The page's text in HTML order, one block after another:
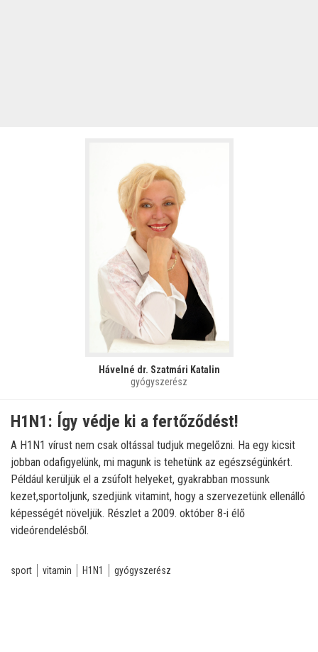
Hávelné dr. Szatmári Katalin
gyógyszerész
H1N1: Így védje ki a fertőződést!
A H1N1 vírust nem csak oltással tudjuk megelőzni. Ha egy kicsit
jobban odafigyelünk, mi magunk is tehetünk az egészségünkért.
Például kerüljük el a zsúfolt helyeket, gyakrabban mossunk
kezet,sportoljunk, szedjünk vitamint, hogy a szervezetünk ellenálló
képességét növeljük. Részlet a 2009. október 8-i élő
videórendelésből.
sport vitamin H1N1 gyógyszerész